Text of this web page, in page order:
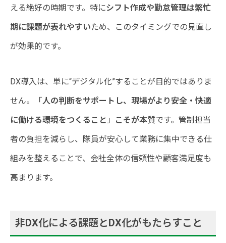
える絶好の時期です。特にシフト作成や勤怠管理は繁忙
期に課題が表れやすいため、このタイミングでの見直し
が効果的です。
DX導入は、単に“デジタル化”することが目的ではありま
せん。「人の判断をサポートし、現場がより安全・快適
に働ける環境をつくること 」 こそが本質です。管制担当
者の負担を減らし、隊員が安心して業務に集中できる仕
組みを整えることで、会社全体の信頼性や顧客満足度も
高まります。
非DX化による課題とDX化がもたらすこと